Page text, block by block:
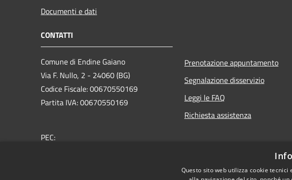
Documenti e dati
CONTATTI
Comune di Endine Gaiano
Via F. Nullo, 2 - 24060 (BG)
Codice Fiscale: 00670550169
Partita IVA: 00670550169
PEC:
Prenotazione appuntamento
Segnalazione disservizio
Leggi le FAQ
Richiesta assistenza
Questo sito web utilizza cookie